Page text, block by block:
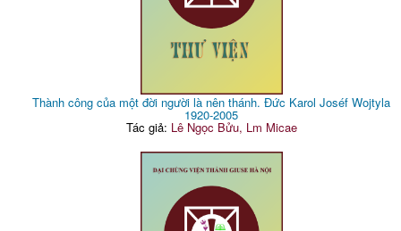
Thành công của một đời người là nên thánh. Đức Karol Joséf Wojtyla
1920-2005
Tác giả: Lê Ngọc Bửu, Lm Micae